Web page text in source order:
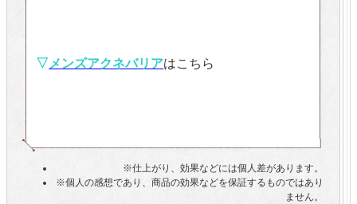
▽ メンズアクネバリアはこちら
※仕上がり、効果などには個人差があります。
※個人の感想であり、商品の効果などを保証するものではあり
ません。